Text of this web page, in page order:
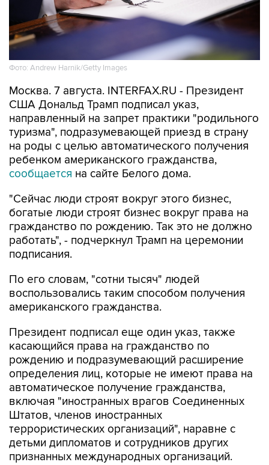
Фото: Andrew Harnik/Getty Images
Москва. 7 августа. INTERFAX.RU - Президент
США Дональд Трамп подписал указ,
направленный на запрет практики "родильного
туризма", подразумевающей приезд в страну
на роды с целью автоматического получения
ребенком американского гражданства,
сообщается на сайте Белого дома.
"Сейчас люди строят вокруг этого бизнес,
богатые люди строят бизнес вокруг права на
гражданство по рождению. Так это не должно
работать", - подчеркнул Трамп на церемонии
подписания.
По его словам, "сотни тысяч" людей
воспользовались таким способом получения
американского гражданства.
Президент подписал еще один указ, также
касающийся права на гражданство по
рождению и подразумевающий расширение
определения лиц, которые не имеют права на
автоматическое получение гражданства,
включая "иностранных врагов Соединенных
Штатов, членов иностранных
террористических организаций", наравне с
детьми дипломатов и сотрудников других
признанных международных организаций.